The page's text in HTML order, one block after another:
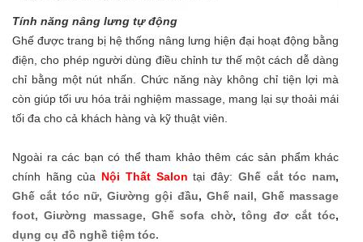
Tính năng nâng lưng tự động
Ghế được trang bị hệ thống nâng lưng hiện đại hoạt động bằng
điện, cho phép người dùng điều chỉnh tư thế một cách dễ dàng
chỉ bằng một nút nhấn. Chức năng này không chỉ tiện lợi mà
còn giúp tối ưu hóa trải nghiệm massage, mang lại sự thoải mái
tối đa cho cả khách hàng và kỹ thuật viên.
Ngoài ra các bạn có thể tham khảo thêm các sản phẩm khác
chính hãng của Nội Thất Salon tại đây: Ghế cắt tóc nam,
Ghế cắt tóc nữ, Giường gội đầu, Ghế nail, Ghế massage
foot, Giường massage, Ghế sofa chờ,tông đơ cắt tóc,
dụng cụ đồ nghề tiệm tóc.